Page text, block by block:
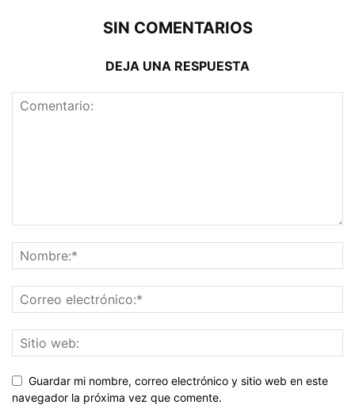
SIN COMENTARIOS
DEJA UNA RESPUESTA
Guardar mi nombre, correo electrónico y sitio web en este
navegador la próxima vez que comente.